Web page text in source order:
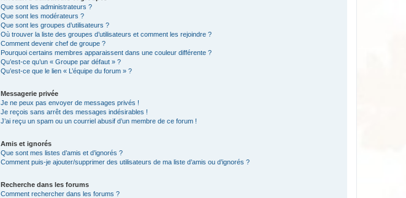
Que sont les administrateurs ?
Que sont les modérateurs ?
Que sont les groupes d’utilisateurs ?
Où trouver la liste des groupes d’utilisateurs et comment les rejoindre ?
Comment devenir chef de groupe ?
Pourquoi certains membres apparaissent dans une couleur différente ?
Qu’est-ce qu’un « Groupe par défaut » ?
Qu’est-ce que le lien « L’équipe du forum » ?
Messagerie privée
Je ne peux pas envoyer de messages privés !
Je reçois sans arrêt des messages indésirables !
J’ai reçu un spam ou un courriel abusif d’un membre de ce forum !
Amis et ignorés
Que sont mes listes d’amis et d’ignorés ?
Comment puis-je ajouter/supprimer des utilisateurs de ma liste d’amis ou d’ignorés ?
Recherche dans les forums
Comment rechercher dans les forums ?